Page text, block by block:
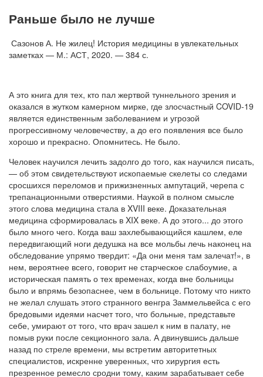
Раньше было не лучше
Сазонов А. Не жилец! История медицины в увлекательных
заметках — М.: АСТ, 2020. — 384 с.
А это книга для тех, кто пал жертвой туннельного зрения и
оказался в жутком камерном мирке, где злосчастный COVID-19
является единственным заболеванием и угрозой
прогрессивному человечеству, а до его появления все было
хорошо и прекрасно. Опомнитесь. Не было.
Человек научился лечить задолго до того, как научился писать,
— об этом свидетельствуют ископаемые скелеты со следами
сросшихся переломов и прижизненных ампутаций, черепа с
трепанационными отверстиями. Наукой в полном смысле
этого слова медицина стала в XVIII веке. Доказательная
медицина сформировалась в XIX веке. А до этого... до этого
было много чего. Когда ваш захлебывающийся кашлем, еле
передвигающий ноги дедушка на все мольбы лечь наконец на
обследование упрямо твердит: «Да они меня там залечат!», в
нем, вероятнее всего, говорит не старческое слабоумие, а
историческая память о тех временах, когда вне больницы
было и впрямь безопаснее, чем в больнице. Потому что никто
не желал слушать этого странного венгра Заммельвейса с его
бредовыми идеями насчет того, что больные, представьте
себе, умирают от того, что врач зашел к ним в палату, не
помыв руки после секционного зала. А двинувшись дальше
назад по стреле времени, мы встретим авторитетных
специалистов, искренне уверенных, что хирургия есть
презренное ремесло сродни тому, каким зарабатывает себе